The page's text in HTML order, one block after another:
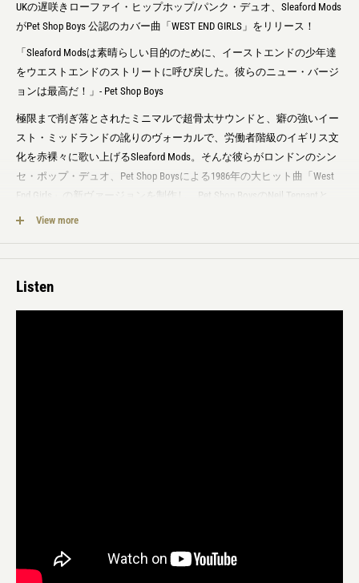
UKの遅咲きローファイ・ヒップホップ/パンク・デュオ、Sleaford Mods
がPet Shop Boys 公認のカバー曲「WEST END GIRLS」をリリース！
「Sleaford Modsは素晴らしい目的のために、イーストエンドの少年達
をウエストエンドのストリートに呼び戻した。彼らのニュー・バージ
ョンは最高だ！」- Pet Shop Boys
極限まで削ぎ落とされたミニマルで超骨太サウンドと、癖の強いイー
スト・ミッドランドの訛りのヴォーカルで、労働者階級のイギリス文
化を赤裸々に歌い上げるSleaford Mods。そんな彼らがロンドンのシン
セ・ポップ・デュオ、Pet Shop Boysによる1986年の大ヒット曲「West
End Girls」の新ヴァージョンを制作し、Pet Shop BoysのNeil Tennantと
Chris Loweの許可を得てカバー曲をリリース！このリリースの収益は全
シッド・ハウスとHi-NRGを融合させたリミックスを提供しており、
Sleaford ModsのAndrew FearnはExtnddntwrkというソロ名義でヴォコーダ
View more
Listen